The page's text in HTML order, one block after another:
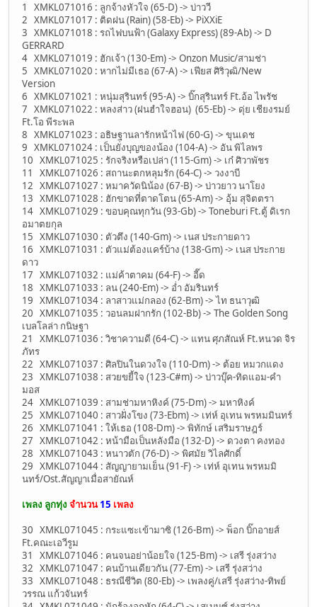
1 XMKL071016 : ลูกจ้างหัวใจ (65-D) -> บ่าววี
2 XMKL071017 : ติดฝน (Rain) (58-Eb) -> PiXXiE
3 XMKL071018 : รถไฟบนฟ้า (Galaxy Express) (89-Ab) -> D
GERRARD
4 XMKL071019 : ฮักเจ้า (130-Em) -> Onzon Music/สามช่า
5 XMKL071020 : หากไม่มีเธอ (67-A) -> เฟียส ศิริวุฒิ/New
Version
6 XMKL071021 : หนุ่มสุรินทร์ (95-A) -> บิ๊กสุรินทร์ Ft.อ้อ ไพรัช
7 XMKL071022 : หลงส่าว (ฝนฮำใจฮอน) (65-Eb) -> ดุ่ย เชียงรมย์
Ft.โอ พีระพล
8 XMKL071023 : อธิษฐานลารักหน้าไฟ (60-G) -> ขุนเดช
9 XMKL071024 : เป็นยั่งบุญของน้อง (104-A) -> อัน พิไลพร
10 XMKL071025 : รักจริงหรือเปล่า (115-Gm) -> เก๋ ศิวาพัชร
11 XMKL071026 : สถานะตกหลุมรัก (64-C) -> วงงาบี
12 XMKL071027 : หมาควัดนิน้อง (67-B) -> บ่าวยาว นาโยง
13 XMKL071028 : ฮักขาดที่ตาดโตน (65-Am) -> อุ้ม สุจิตตรา
14 XMKL071029 : ขอบคุณทุกวัน (93-Gb) -> Toneburi Ft.ตู้ ดิเรก
อมาตยกุล
15 XMKL071030 : ตัวตึง (140-Gm) -> เนส ประกายดาว
16 XMKL071031 : ตัวแม่ต้องแคร์บ้าง (138-Gm) -> เนส ประกาย
ดาว
17 XMKL071032 : แม่ค้าตาคม (64-F) -> อี๊ด
18 XMKL071033 : ลน (240-Em) -> อ่ำ อัมรินทร์
19 XMKL071034 : ลาสาวแม่กลอง (62-Bm) -> ไท ธนาวุฒิ
20 XMKL071035 : วอนลมฝากรัก (102-Bb) -> The Golden Song
เบลโลล่า กนิษฐา
21 XMKL071036 : วิชาความดี (64-C) -> แทน ศุภสัณห์ Ft.หนวด จิร
ภัทร
22 XMKL071037 : ศิลปินในดวงใจ (110-Dm) -> ต้อย หมวกแดง
23 XMKL071038 : สวยขยี้ใจ (123-C#m) -> บ่าวบุ๊ค-ทิดแอม-คำ
มอส
24 XMKL071039 : สามช่ามหาหิงค์ (75-Dm) -> มหาหิงค์
25 XMKL071040 : สาวฝั่งโขง (73-Ebm) -> เท่ห์ อุเทน พรหมมินทร์
26 XMKL071041 : ให้เธอ (108-Dm) -> พิทักษ์ เสริมราษฎร์
27 XMKL071042 : หน้ามือเป็นหลังมือ (132-D) -> ดวงตา คงทอง
28 XMKL071043 : หนาวตัก (76-D) -> พิศมัย วิไลศักดิ์
29 XMKL071044 : สัญญายามเย็น (91-F) -> เท่ห์ อุเทน พรหมมิ
นทร์/Ost.สัญญาเมื่อสายัณห์
เพลง ลูกทุ่ง จำนวน15 เพลง
30 XMKL071045 : กระแซะเข้ามาซิ (126-Bm) -> พ็อก บิ๊กอายส์
Ft.คณะเอวีรูม
31 XMKL071046 : คนจนอย่าน้อยใจ (125-Bm) -> เสรี รุ่งสว่าง
32 XMKL071047 : คนบ้านเดียวกัน (77-Em) -> เสรี รุ่งสว่าง
33 XMKL071048 : ธรณีชีวิต (80-Eb) -> เพลงคู่/เสรี รุ่งสว่าง-ทิพย์
วรรณ แก้วจันทร์